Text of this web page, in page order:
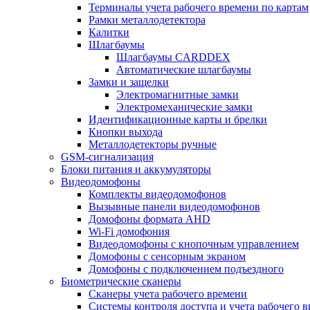
Терминалы учета рабочего времени по картам
Рамки металлодетектора
Калитки
Шлагбаумы
Шлагбаумы CARDDEX
Автоматические шлагбаумы
Замки и защелки
Электромагнитные замки
Электромеханические замки
Идентификационные карты и брелки
Кнопки выхода
Металлодетекторы ручные
GSM-сигнализация
Блоки питания и аккумуляторы
Видеодомофоны
Комплекты видеодомофонов
Вызывные панели видеодомофонов
Домофоны формата AHD
Wi-Fi домофония
Видеодомофоны с кнопочным управлением
Домофоны с сенсорным экраном
Домофоны с подключением подъездного
Биометрические сканеры
Сканеры учета рабочего времени
Системы контроля доступа и учета рабочего